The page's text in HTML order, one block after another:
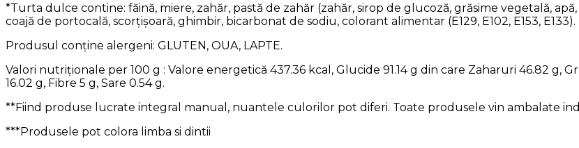
*Turta dulce contine: făină, miere, zahăr, pastă de zahăr (zahăr, sirop de glucoză, grăsime vegetală,
coajă de portocală, scorțișoară, ghimbir, bicarbonat de sodiu, colorant alimentar (E129, E102, E153, E133).
Produsul conține alergeni: GLUTEN, OUA, LAPTE.
Valori nutriționale per 100 g : Valore energetică 437.36 kcal, Glucide 91.14 g din care Zaharuri 46.82 g,
16.02 g, Fibre 5 g, Sare 0.54 g.
**Fiind produse lucrate integral manual, nuantele culorilor pot diferi. Toate produsele vin ambalate
***Produsele pot colora limba si dintii